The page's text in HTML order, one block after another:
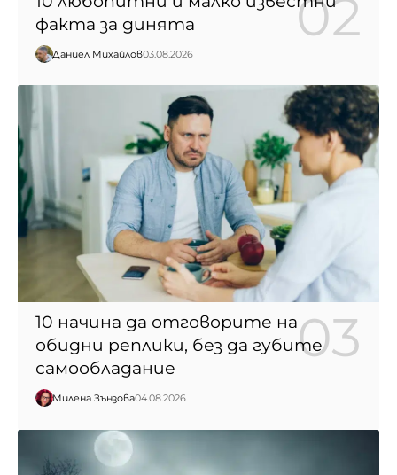
факта за динята
Даниел Михайлов03.08.2026
10 начина да отговорите на
обидни реплики, без да губите
самообладание
Милена Зънзова04.08.2026